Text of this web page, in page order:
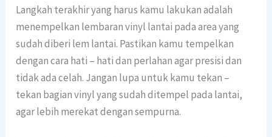
Langkah terakhir yang harus kamu lakukan adalah
menempelkan lembaran vinyl lantai pada area yang
sudah diberi lem lantai. Pastikan kamu tempelkan
dengan cara hati – hati dan perlahan agar presisi dan
tidak ada celah. Jangan lupa untuk kamu tekan –
tekan bagian vinyl yang sudah ditempel pada lantai,
agar lebih merekat dengan sempurna.